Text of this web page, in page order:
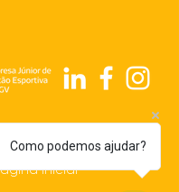
Home
Inicial
Como podemos ajudar?